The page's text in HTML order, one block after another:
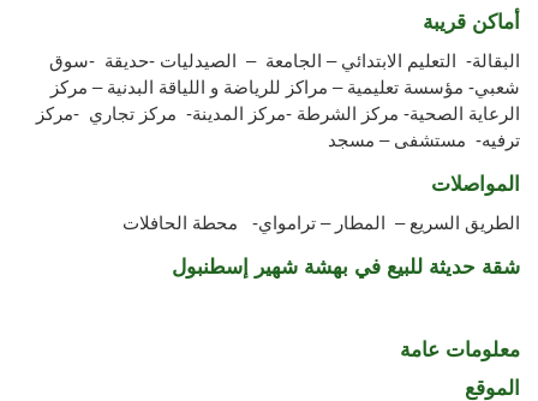
أماكن قريبة
البقالة- التعليم الابتدائي – الجامعة – الصيدليات -حديقة -سوق
شعبي- مؤسسة تعليمية – مراكز للرياضة و اللياقة البدنية – مركز
الرعاية الصحية- مركز الشرطة -مركز المدينة- مركز تجاري -مركز
ترفيه- مستشفى – مسجد
المواصلات
الطريق السريع – المطار – ترامواي- محطة الحافلات
شقة حديثة للبيع في بهشة شهير إسطنبول
معلومات عامة
الموقع